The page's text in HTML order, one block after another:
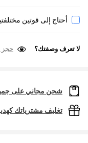
أحتاج إلى قوتين
لا تعرف وصفتك؟
شحن مجاني على
تغليف مشترياتك